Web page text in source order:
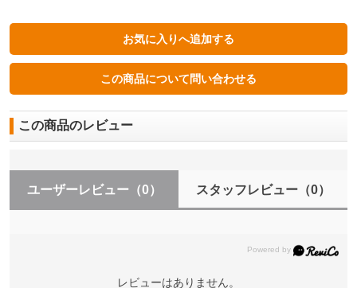
この商品のレビュー
ユーザーレビュー （0） スタッフレビュー（0）
レビューはありません。